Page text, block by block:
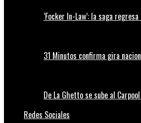
‘Focker In-Law’: la saga
31 Minutos confirma gira
De La Ghetto se sube al
Redes Sociales